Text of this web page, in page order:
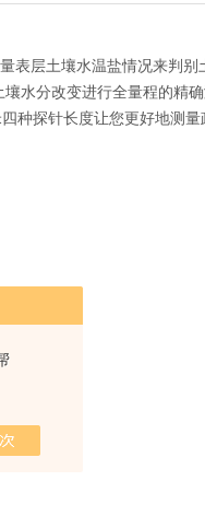
表层土壤水温盐情况来判
水分改变进行全量程的精
种探针长度让您更好地测